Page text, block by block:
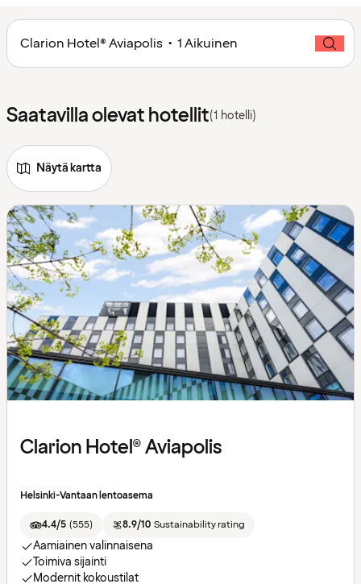
Clarion Hotel® Aviapolis • 1 Aikuinen
Saatavilla olevat hotellit(1 hotelli)
Näytä kartta
Clarion Hotel® Aviapolis
Helsinki-Vantaan lentoasema
4.4/5 (555) 8.9/10 Sustainability rating
Aamiainen valinnaisena
Toimiva sijainti
Modernit kokoustilat